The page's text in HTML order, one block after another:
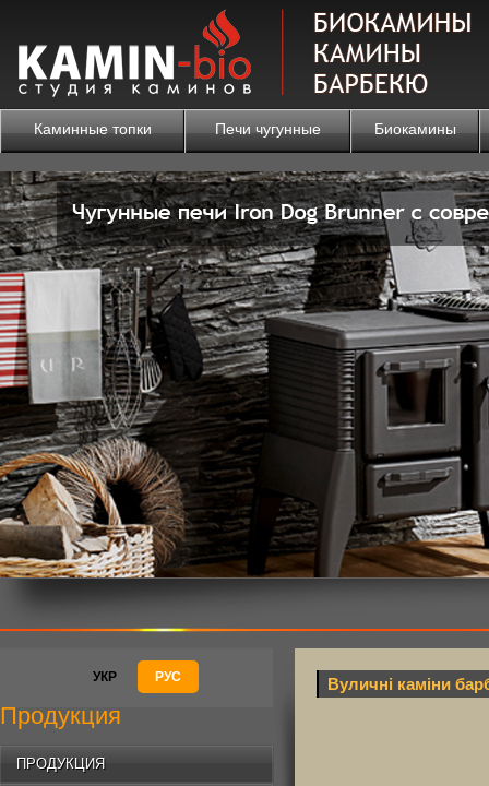
Каминные топки Печи чугунные Биокамины
УКР РУС
Продукция
ПРОДУКЦИЯ
Вуличні каміни